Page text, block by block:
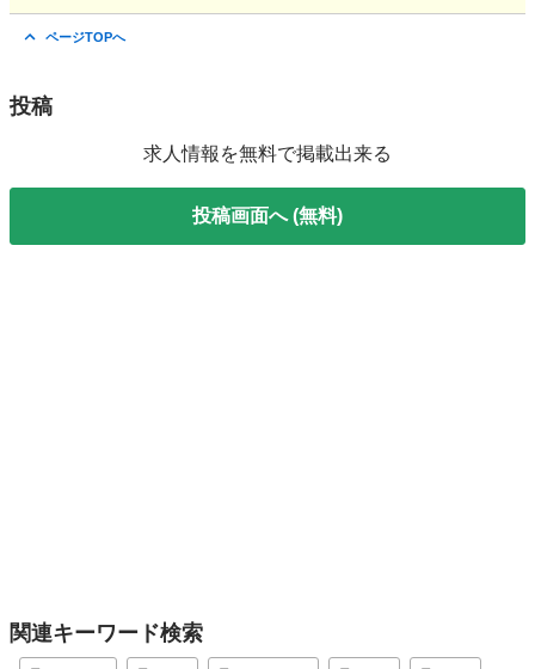
ページTOPへ
投稿
求人情報を無料で掲載出来る
投稿画面へ (無料)
関連キーワード検索